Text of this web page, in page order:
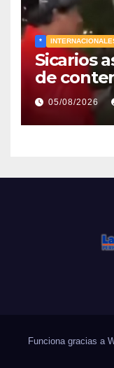
*
Sicarios
de
05/08/2026
Funciona gracias a